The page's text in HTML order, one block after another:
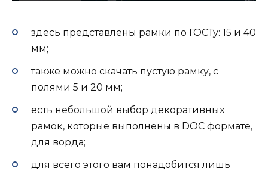
здесь представлены рамки по ГОСТу: 15 и 40
мм;
также можно скачать пустую рамку, с
полями 5 и 20 мм;
есть небольшой выбор декоративных
рамок, которые выполнены в DOC формате,
для ворда;
для всего этого вам понадобится лишь